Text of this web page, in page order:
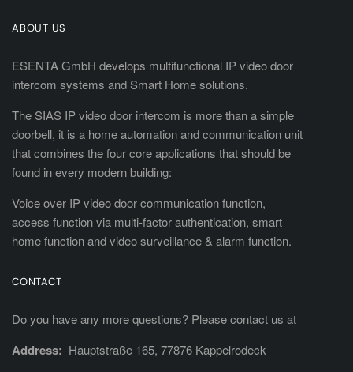
ABOUT US
ESENTA GmbH develops multifunctional IP video door
intercom systems and Smart Home solutions.
The SIAS IP video door intercom is more than a simple
doorbell, it is a home automation and communication unit
that combines the four core applications that should be
found in every modern building:
Voice over IP video door communication function,
access function via multi-factor authentication, smart
home function and video surveillance & alarm function.
CONTACT
Do you have any more questions? Please contact us at
Address: Hauptstraße 165, 77876 Kappelrodeck